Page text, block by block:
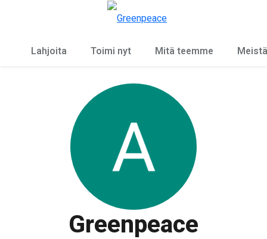
Lahjoita Toimi nyt Mitä teemme Meistä
Greenpeace